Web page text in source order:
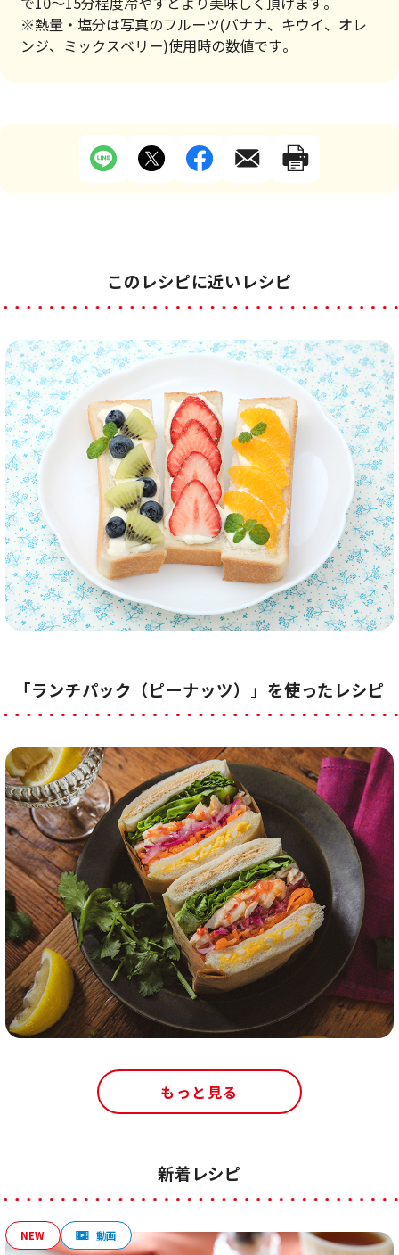
※熱量・塩分は写真のフルーツ(バナナ、キウイ、オレ
ンジ、ミックスベリー)使用時の数値です。
このレシピに近いレシピ
「ランチパック（ピーナッツ）」を使ったレシピ
もっと見る
新着レシピ